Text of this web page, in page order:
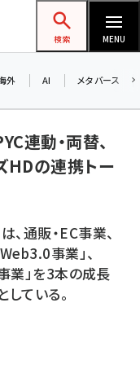
フォーラム
検索 MENU
外 AI メタバース
連動・両替、
HDの連携トー
通販・EC事業、
事業」、
業」を3本の成長
ている。
お